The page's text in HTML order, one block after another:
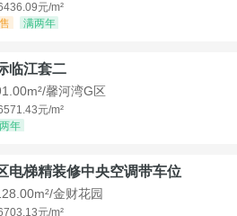
元/m²
满两年
临江套二
馨河湾G区
元/m²
年
电梯精装修中央空调带车位
金财花园
元/m²